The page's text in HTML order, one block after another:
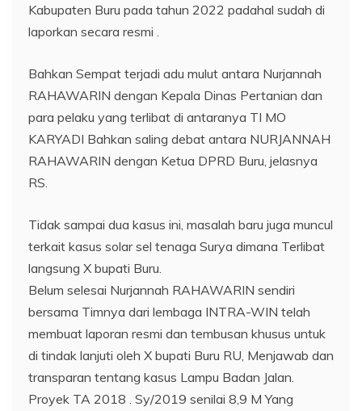
Kabupaten Buru pada tahun 2022 padahal sudah di
laporkan secara resmi .
Bahkan Sempat terjadi adu mulut antara Nurjannah
RAHAWARIN dengan Kepala Dinas Pertanian dan
para pelaku yang terlibat di antaranya TI MO
KARYADI Bahkan saling debat antara NURJANNAH
RAHAWARIN dengan Ketua DPRD Buru, jelasnya
RS.
Tidak sampai dua kasus ini, masalah baru juga muncul
terkait kasus solar sel tenaga Surya dimana Terlibat
langsung X bupati Buru.
Belum selesai Nurjannah RAHAWARIN sendiri
bersama Timnya dari lembaga INTRA-WIN telah
membuat laporan resmi dan tembusan khusus untuk
di tindak lanjuti oleh X bupati Buru RU, Menjawab dan
transparan tentang kasus Lampu Badan Jalan.
Proyek TA 2018 . Sy/2019 senilai 8,9 M Yang